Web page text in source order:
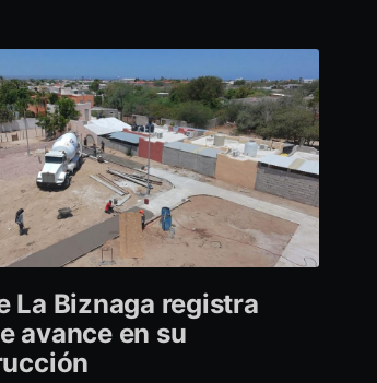
La Biznaga registra
avance en su